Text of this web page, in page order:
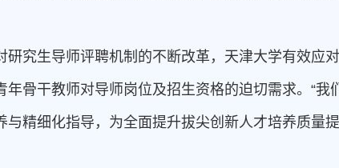
研究生导师评聘机制的不断改革，天津大学有效应
年骨干教师对导师岗位及招生资格的迫切需求。“
与精细化指导，为全面提升拔尖创新人才培养质量